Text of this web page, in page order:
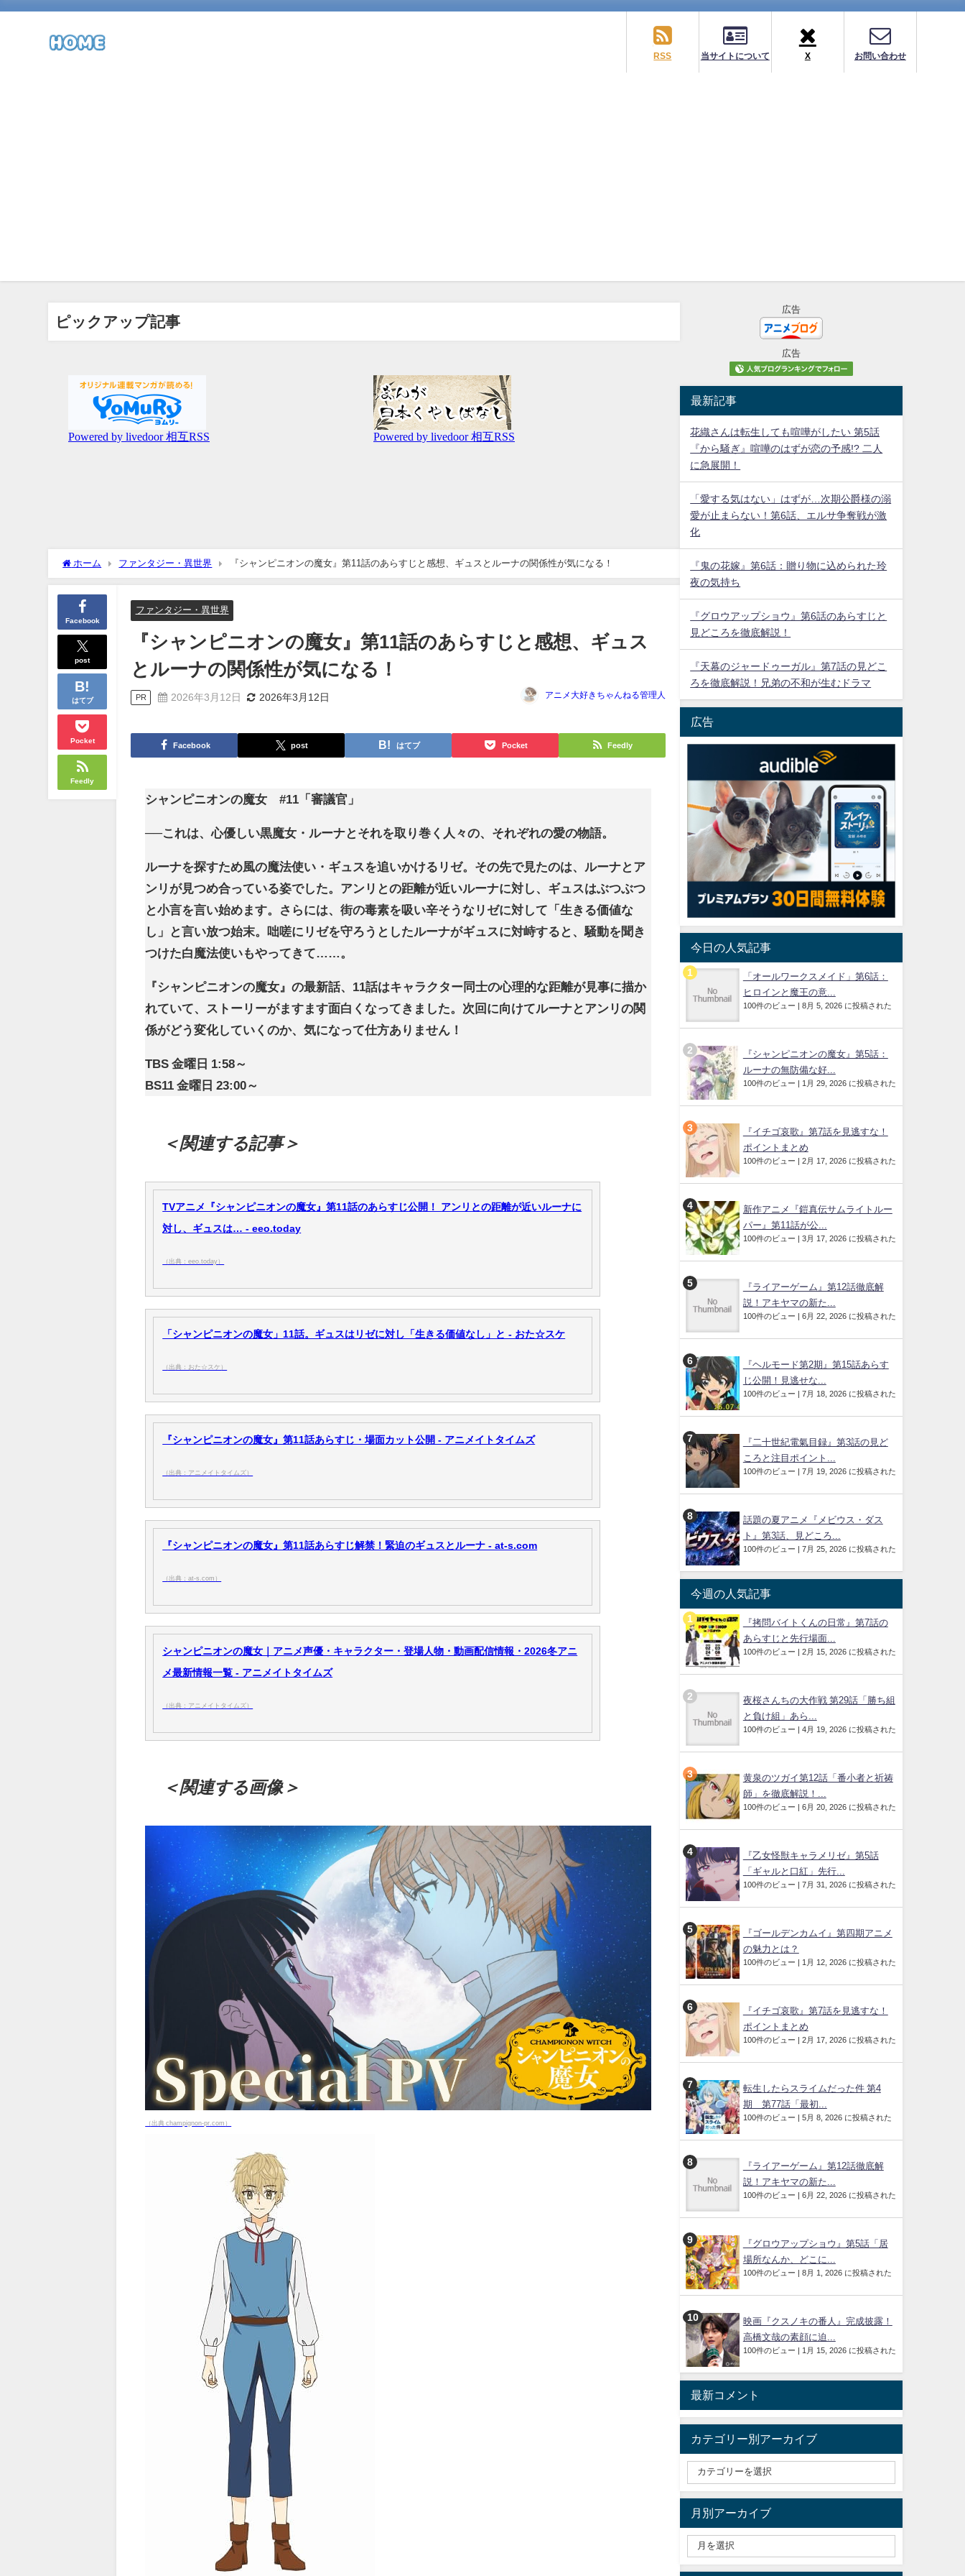
RSS 当サイトについて X お問い合わせ
ピックアップ記事
ホーム ファンタジー・異世界 『シャンピニオンの魔女』第11話のあらすじと感想、ギュスとルーナの関係性が気になる！
Facebook
post
はてブ
Pocket
Feedly
ファンタジー・異世界
『シャンピニオンの魔女』第11話のあらすじと感想、ギュス
とルーナの関係性が気になる！
PR 2026年3月12日 2026年3月12日 アニメ大好きちゃんねる管理人
Facebook post はてブ Pocket Feedly
シャンピニオンの魔女 #11「審議官」
──これは、心優しい黒魔女・ルーナとそれを取り巻く人々の、それぞれの愛の物語。
ルーナを探すため風の魔法使い・ギュスを追いかけるリゼ。その先で見たのは、ルーナとア
ンリが見つめ合っている姿でした。アンリとの距離が近いルーナに対し、ギュスはぶつぶつ
と小言を言い始めます。さらには、街の毒素を吸い辛そうなリゼに対して「生きる価値な
し」と言い放つ始末。咄嗟にリゼを守ろうとしたルーナがギュスに対峙すると、騒動を聞き
つけた白魔法使いもやってきて……。
『シャンピニオンの魔女』の最新話、11話はキャラクター同士の心理的な距離が見事に描か
れていて、ストーリーがますます面白くなってきました。次回に向けてルーナとアンリの関
係がどう変化していくのか、気になって仕方ありません！
TBS 金曜日 1:58～
BS11 金曜日 23:00～
＜関連する記事＞
TVアニメ『シャンピニオンの魔女』第11話のあらすじ公開！ アンリとの距離が近いルーナに
対し、ギュスは… - eeo.today
（出典：eeo.today）
「シャンピニオンの魔女」11話。ギュスはリゼに対し「生きる価値なし」と - おた☆スケ
（出典：おた☆スケ）
『シャンピニオンの魔女』第11話あらすじ・場面カット公開 - アニメイトタイムズ
（出典：アニメイトタイムズ）
『シャンピニオンの魔女』第11話あらすじ解禁！緊迫のギュスとルーナ - at-s.com
（出典：at-s.com）
シャンピニオンの魔女｜アニメ声優・キャラクター・登場人物・動画配信情報・2026冬アニ
メ最新情報一覧 - アニメイトタイムズ
（出典：アニメイトタイムズ）
＜関連する画像＞
（出典 champignon-pr.com）
広告
広告
最新記事
花織さんは転生しても喧嘩がしたい 第5話
『から騒ぎ』喧嘩のはずが恋の予感!? 二人
に急展開！
「愛する気はない」はずが…次期公爵様の溺
愛が止まらない！第6話、エルサ争奪戦が激
化
『鬼の花嫁』第6話：贈り物に込められた玲
夜の気持ち
『グロウアップショウ』第6話のあらすじと
見どころを徹底解説！
『天幕のジャードゥーガル』第7話の見どこ
ろを徹底解説！兄弟の不和が生むドラマ
広告
今日の人気記事
「オールワークスメイド」第6話：
ヒロインと魔王の意...
100件のビュー | 8月 5, 2026 に投稿された
『シャンピニオンの魔女』第5話：
ルーナの無防備な好...
100件のビュー | 1月 29, 2026 に投稿された
『イチゴ哀歌』第7話を見逃すな！
ポイントまとめ
100件のビュー | 2月 17, 2026 に投稿された
新作アニメ『鎧真伝サムライトルー
パー』第11話が公...
100件のビュー | 3月 17, 2026 に投稿された
『ライアーゲーム』第12話徹底解
説！アキヤマの新た...
100件のビュー | 6月 22, 2026 に投稿された
『ヘルモード第2期』第15話あらす
じ公開！見逃せな...
100件のビュー | 7月 18, 2026 に投稿された
『二十世紀電氣目録』第3話の見ど
ころと注目ポイント...
100件のビュー | 7月 19, 2026 に投稿された
話題の夏アニメ『メビウス・ダス
ト』第3話、見どころ...
100件のビュー | 7月 25, 2026 に投稿された
今週の人気記事
『拷問バイトくんの日常』第7話の
あらすじと先行場面...
100件のビュー | 2月 15, 2026 に投稿された
夜桜さんちの大作戦 第29話「勝ち組
と負け組」あら...
100件のビュー | 4月 19, 2026 に投稿された
黄泉のツガイ第12話「番小者と祈祷
師」を徹底解説！...
100件のビュー | 6月 20, 2026 に投稿された
『乙女怪獣キャラメリゼ』第5話
「ギャルと口紅」先行...
100件のビュー | 7月 31, 2026 に投稿された
『ゴールデンカムイ』第四期アニメ
の魅力とは？
100件のビュー | 1月 12, 2026 に投稿された
『イチゴ哀歌』第7話を見逃すな！
ポイントまとめ
100件のビュー | 2月 17, 2026 に投稿された
転生したらスライムだった件 第4
期 第77話「最初...
100件のビュー | 5月 8, 2026 に投稿された
『ライアーゲーム』第12話徹底解
説！アキヤマの新た...
100件のビュー | 6月 22, 2026 に投稿された
『グロウアップショウ』第5話「居
場所なんか、どこに...
100件のビュー | 8月 1, 2026 に投稿された
映画『クスノキの番人』完成披露！
高橋文哉の素顔に迫...
100件のビュー | 1月 15, 2026 に投稿された
最新コメント
カテゴリー別アーカイブ
月別アーカイブ